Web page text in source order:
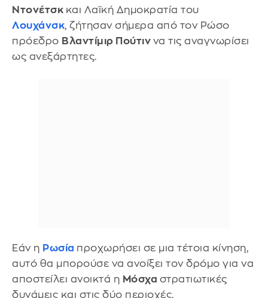
Ντονέτσκ και Λαϊκή Δημοκρατία του
Λουχάνσκ, ζήτησαν σήμερα από τον Ρώσο
πρόεδρο Βλαντίμιρ Πούτιν να τις αναγνωρίσει
ως ανεξάρτητες.
Εάν η Ρωσία προχωρήσει σε μια τέτοια κίνηση,
αυτό θα μπορούσε να ανοίξει τον δρόμο για να
αποστείλει ανοικτά η Μόσχα στρατιωτικές
δυνάμεις και στις δύο περιοχές,